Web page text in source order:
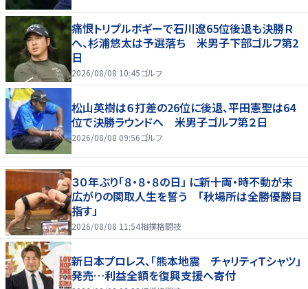
痛恨トリプルボギーで石川遼65位後退も決勝Ｒ
へ、杉浦悠太は予選落ち 米男子下部ゴルフ第2
日
2026/08/08 10:45ゴルフ
松山英樹は６打差の26位に後退、平田憲聖は64
位で決勝ラウンドへ 米男子ゴルフ第２日
2026/08/08 09:56ゴルフ
３０年ぶり「８・８・８の日」 に新十両・時不動が末
広がりの関取人生を誓う 「秋場所は全勝優勝目
指す」
2026/08/08 11:54相撲格闘技
新日本プロレス、「熊本地震 チャリティＴシャツ」
発売…利益全額を復興支援へ寄付